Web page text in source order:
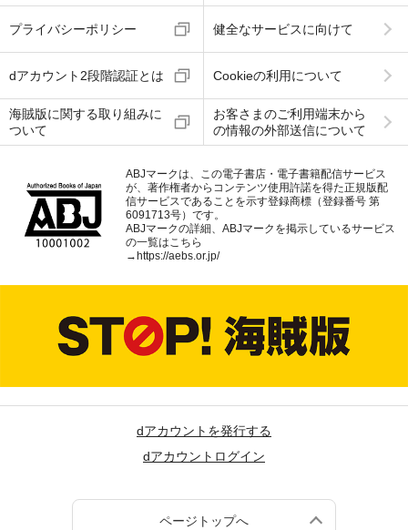
プライバシーポリシー 健全なサービスに向けて
dアカウント2段階認証とは Cookieの利用について
海賊版に関する取り組みに
ついて
お客さまのご利用端末から
の情報の外部送信について
ABJマークは、この電子書店・電子書籍配信サービス
が、著作権者からコンテンツ使用許諾を得た正規版配
信サービスであることを示す登録商標（登録番号 第
6091713号）です。
ABJマークの詳細、ABJマークを掲示しているサービス
の一覧はこちら
→ https://aebs.or.jp/
dアカウントを発行する
dアカウントログイン
ページトップへ